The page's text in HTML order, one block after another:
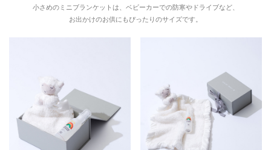
小さめのミニブランケットは、ベビーカーでの防寒やドライブなど、
お出かけのお供にもぴったりのサイズです。